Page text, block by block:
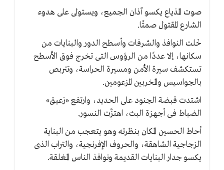
صوت المذياع يكسو آذان الجميع، ويستولى على هدوء
الشارع المقتول صمتًا.
خَلت النوافذ والشرفات وأسطح الدور والبنايات من
سكانها، إلا عددًا من الرؤوس التى تخرج فوق الأسطح
تستكشف سيرة الأمن ومسيرة الحراسة، وتتربص
بالجواسيس والمخربين المزعومين.
اشتدت قبضة الجنود على الحديد، وارتفع «زعيق»
الضباط فى أجهزة البث، اهتزَّت النسور.
أحاط الحسين المكان بنظرته وهو يتعجب من البناية
الزجاجية الشاهقة، والحروف الإفرنجية، والتراب الذى
يكسو جدار البنايات القديمة ونوافذ الناس المغلقة.